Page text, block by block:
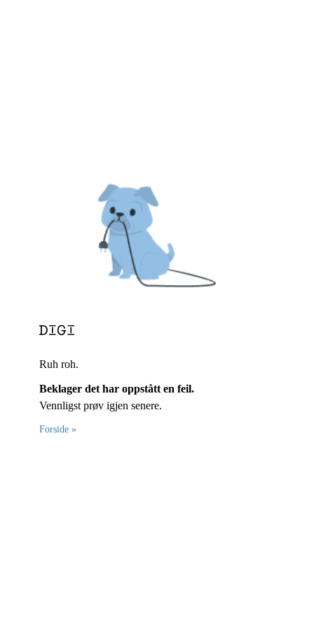
Ruh roh.
Beklager det har oppstått en feil.
Vennligst prøv igjen senere.
Forside »